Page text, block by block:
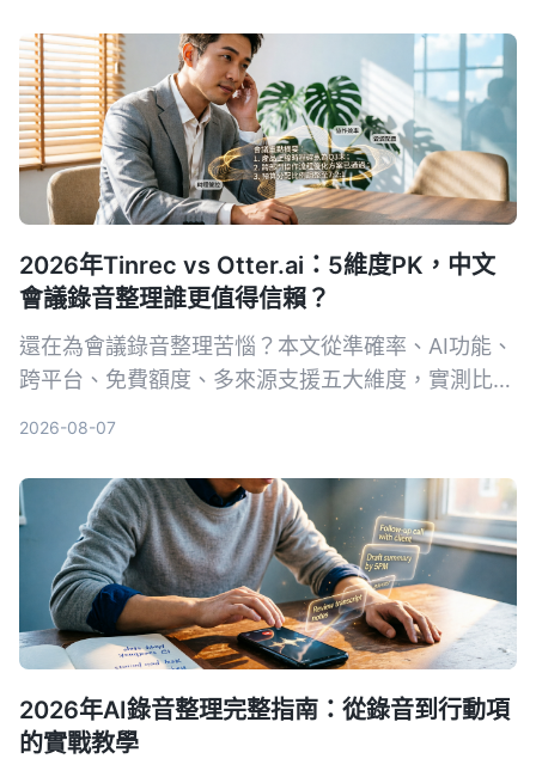
2026年Tinrec vs Otter.ai：5維度PK，中文
會議錄音整理誰更值得信賴？
還在為會議錄音整理苦惱？本文從準確率、AI功能、
跨平台、免費額度、多來源支援五大維度，實測比較
議，幫你省下大把時間。
2026-08-07
2026年AI錄音整理完整指南：從錄音到行動項
的實戰教學